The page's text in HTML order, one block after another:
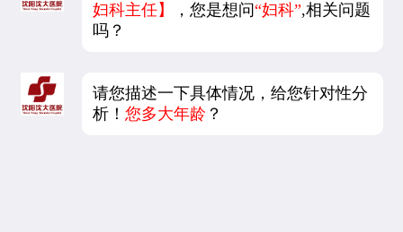
妇科主任】
，您是想问“妇科”,相关问题
吗？
请您描述一下具体情况，给您针对性分
析！您多大年龄 ？